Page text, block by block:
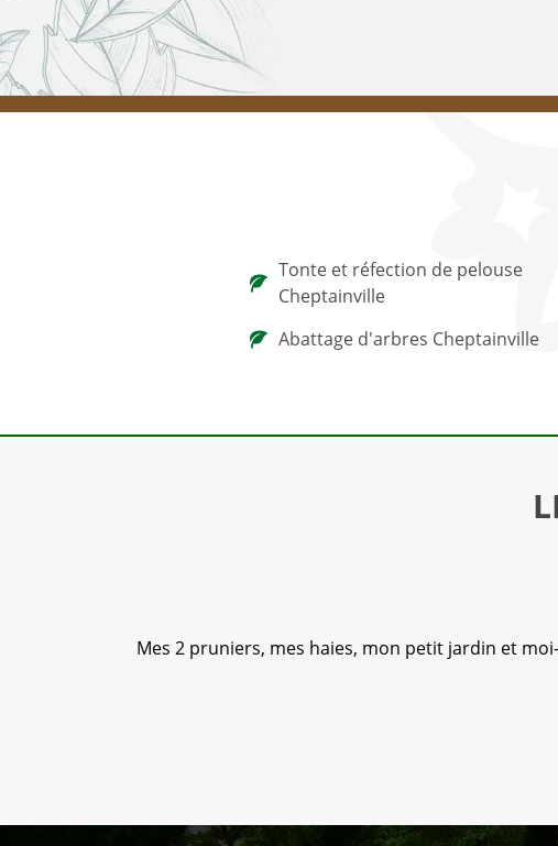
Tonte et réfection de pelouse
Cheptainville
Abattage d'arbres Cheptainville
Mes 2 pruniers, mes haies, mon petit jardin et